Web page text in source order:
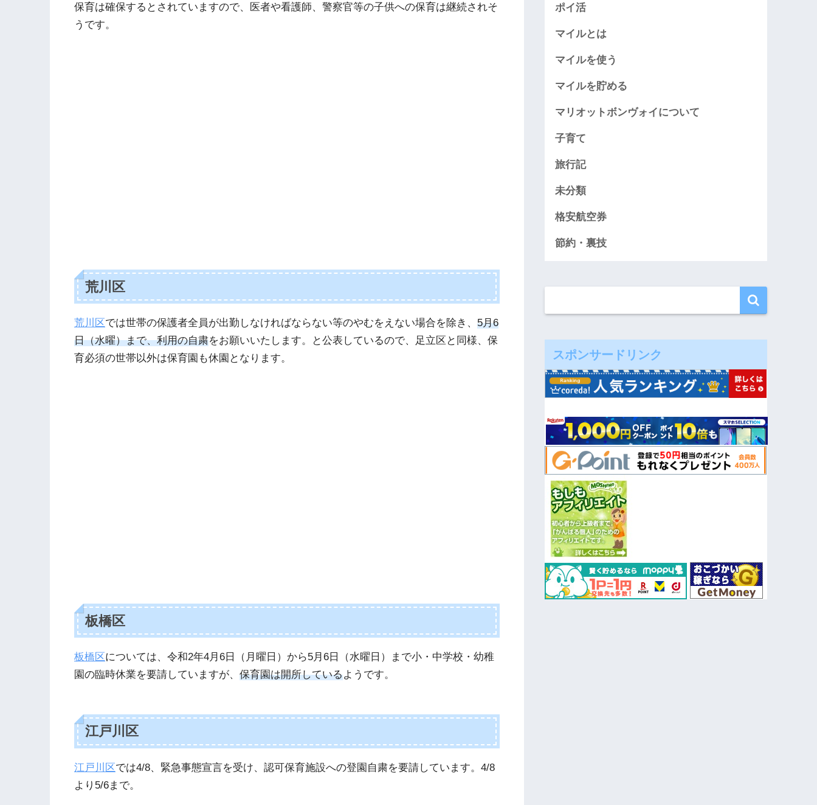
保育は確保するとされていますので、医者や看護師、警察官等の子供への保育は継続されそ
うです。
荒川区
荒川区 では世帯の保護者全員が出勤しなければならない等のやむをえない場合を除き、 5月6
日（水曜）まで、利用の自粛をお願いいたします。と公表しているので、足立区と同様、保
育必須の世帯以外は保育園も休園となります。
板橋区
板橋区 については、令和2年4月6日（月曜日）から5月6日（水曜日）まで小・中学校・幼稚
園の臨時休業を要請していますが、 保育園は開所しているようです。
江戸川区
江戸川区では4/8、緊急事態宣言を受け、認可保育施設への登園自粛を要請しています。4/8
より5/6まで。
ポイ活
マイルとは
マイルを使う
マイルを貯める
マリオットボンヴォイについて
子育て
旅行記
未分類
格安航空券
節約・裏技
スポンサードリンク